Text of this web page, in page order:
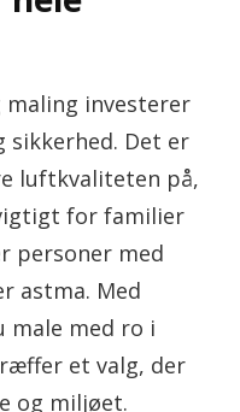
investerer
sikkerhed. Det er
luftkvaliteten på,
for familier
personer med
astma. Med
male med ro i
et valg, der
og miljøet.